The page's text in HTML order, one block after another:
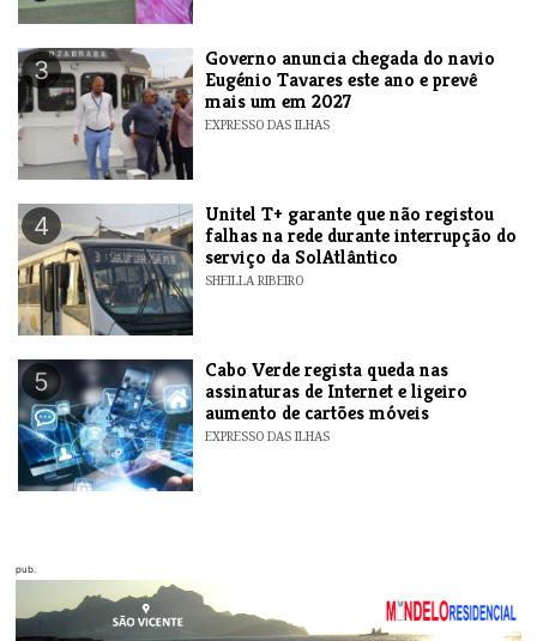
3
Governo anuncia chegada do navio
Eugénio Tavares este ano e prevê
mais um em 2027
EXPRESSO DAS ILHAS
4
Unitel T+ garante que não registou
falhas na rede durante interrupção do
serviço da SolAtlântico
SHEILLA RIBEIRO
5
Cabo Verde regista queda nas
assinaturas de Internet e ligeiro
aumento de cartões móveis
EXPRESSO DAS ILHAS
pub.